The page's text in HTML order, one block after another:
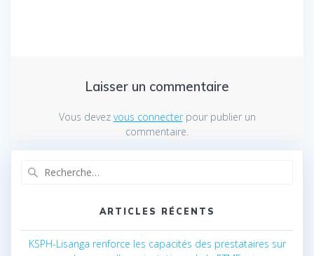
Laisser un commentaire
Vous devez vous connecterpour publier un
commentaire.
ARTICLES RÉCENTS
KSPH-Lisanga renforce les capacités des prestataires sur